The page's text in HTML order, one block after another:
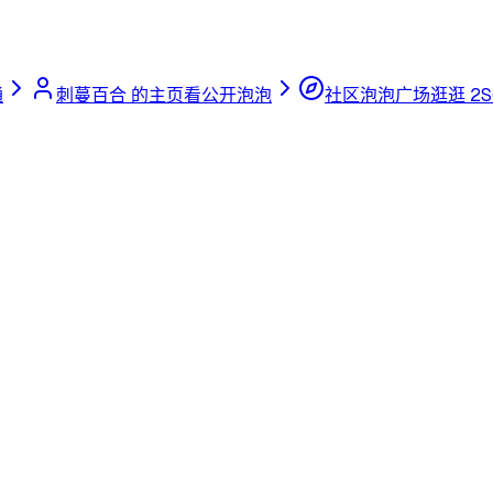
刺蔓百合 的主页看公开泡泡 社区泡泡广场逛逛